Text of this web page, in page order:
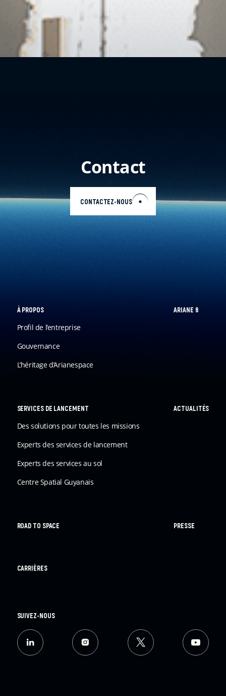
FR
Contact
CONTACTEZ-NOUS
À PROPOS
Profil de l’entreprise
Gouvernance
L’héritage d’Arianespace
ARIANE 6
SERVICES DE LANCEMENT
Des solutions pour toutes les missions
Experts des services de lancement
Experts des services au sol
Centre Spatial Guyanais
ACTUALITÉS
ROAD TO SPACE PRESSE
CARRIÈRES
SUIVEZ-NOUS